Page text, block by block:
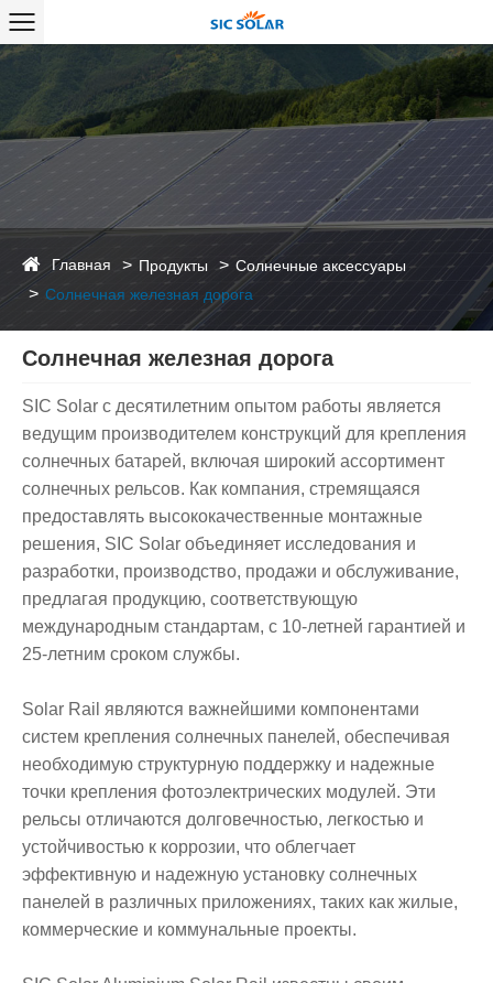
Главная Продукты
Солнечные аксессуары
Солнечная железная дорога
Солнечная железная дорога
SIC Solar с десятилетним опытом работы является
ведущим производителем конструкций для крепления
солнечных батарей, включая широкий ассортимент
солнечных рельсов. Как компания, стремящаяся
предоставлять высококачественные монтажные
решения, SIC Solar объединяет исследования и
разработки, производство, продажи и обслуживание,
предлагая продукцию, соответствующую
международным стандартам, с 10-летней гарантией и
25-летним сроком службы.
Solar Rail являются важнейшими компонентами
систем крепления солнечных панелей, обеспечивая
необходимую структурную поддержку и надежные
точки крепления фотоэлектрических модулей. Эти
рельсы отличаются долговечностью, легкостью и
устойчивостью к коррозии, что облегчает
эффективную и надежную установку солнечных
панелей в различных приложениях, таких как жилые,
коммерческие и коммунальные проекты.